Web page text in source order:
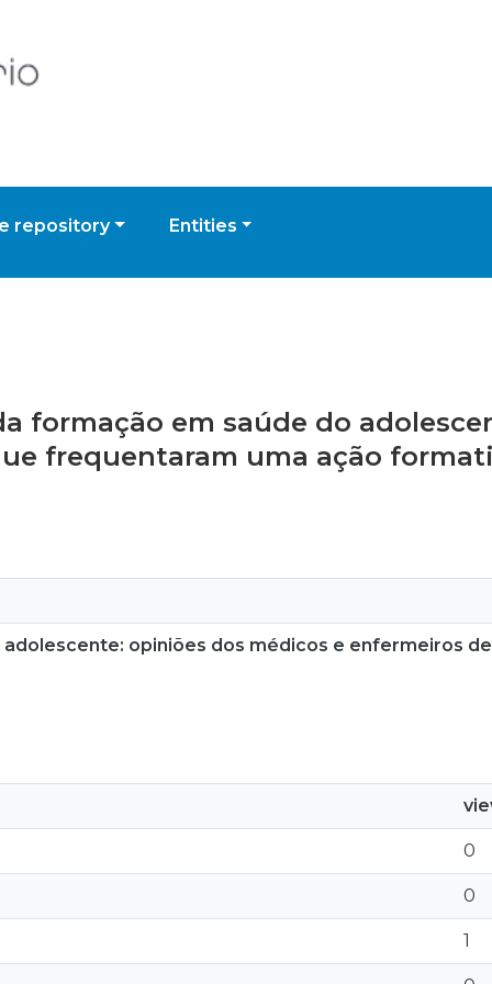
repository Entities
formação em saúde do
frequentaram uma ação
opiniões dos médicos e enfermeiros
0
0
1